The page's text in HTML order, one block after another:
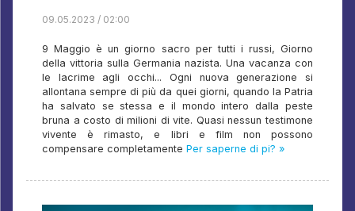
09.05.2023 / 02:00
9 Maggio è un giorno sacro per tutti i russi, Giorno
della vittoria sulla Germania nazista. Una vacanza con
le lacrime agli occhi... Ogni nuova generazione si
allontana sempre di più da quei giorni, quando la Patria
ha salvato se stessa e il mondo intero dalla peste
bruna a costo di milioni di vite. Quasi nessun testimone
vivente è rimasto, e libri e film non possono
compensare completamente Per saperne di pi? »